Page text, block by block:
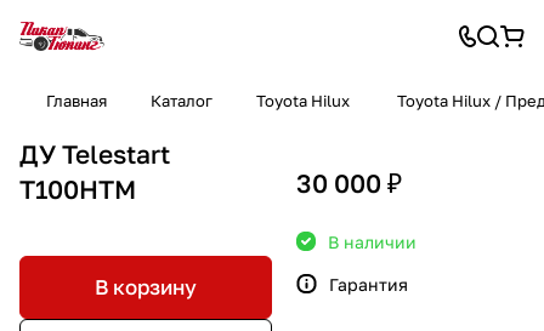
Главная Каталог Toyota Hilux Toyota Hilux /
ДУ Telestart
T100HTM
В корзину
30 000 ₽
В наличии
Гарантия